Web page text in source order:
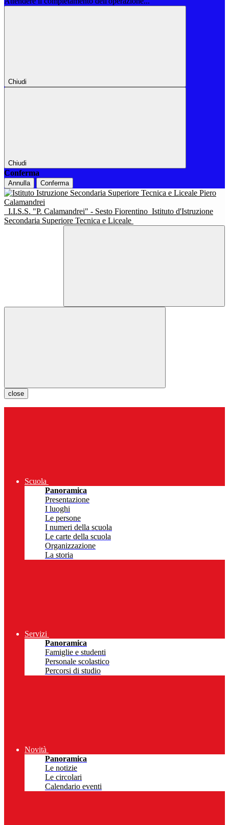
Chiudi
Chiudi
Conferma
Annulla Conferma
I.I.S.S. "P. Calamandrei" - Sesto Fiorentino Istituto d'Istruzione
Secondaria Superiore Tecnica e Liceale
close
Scuola
Panoramica
Presentazione
I luoghi
Le persone
I numeri della scuola
Le carte della scuola
Organizzazione
La storia
Servizi
Panoramica
Famiglie e studenti
Personale scolastico
Percorsi di studio
Novità
Panoramica
Le notizie
Le circolari
Calendario eventi